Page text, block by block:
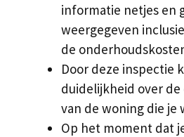
informatie netjes en
weergegeven
de
Door deze inspectie
duidelijkheid over
van de woning die je
Op het moment dat